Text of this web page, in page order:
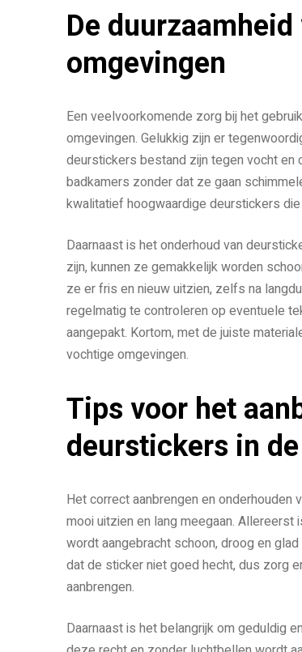
De
omgevingen
Een veelvoorkomende zorg bij het
omgevingen. Gelukkig zijn er
deurstickers bestand zijn tegen vocht en
badkamers zonder dat ze gaan
kwalitatief hoogwaardige deurstickers
Daarnaast is het onderhoud van
zijn, kunnen ze gemakkelijk worden
ze er fris en nieuw uitzien, zelfs na
regelmatig te controleren op eventuele
aangepakt. Kortom, met de juiste
vochtige omgevingen.
Tips voor het
deurstickers in
Het correct aanbrengen en
mooi uitzien en lang meegaan.
wordt aangebracht schoon, droog en
dat de sticker niet goed hecht, dus zorg
aanbrengen.
Daarnaast is het belangrijk om geduldig